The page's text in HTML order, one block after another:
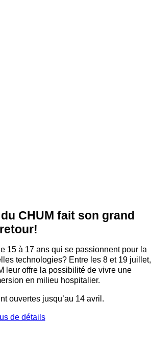
du CHUM fait son grand
retour!
15 à 17 ans qui se passionnent pour la
technologies? Entre les 8 et 19 juillet,
leur offre la possibilité de vivre une
en milieu hospitalier.
ouvertes jusqu’au 14 avril.
de détails